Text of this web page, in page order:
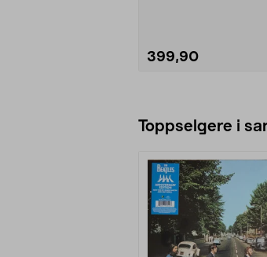
399,90
Toppselgere i